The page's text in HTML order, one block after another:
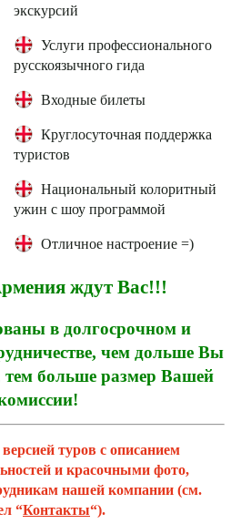
экскурсий
Услуги профессионального
русскоязычного гида
Входные билеты
Круглосуточная поддержка
туристов
Национальный колоритный
ужин с шоу программой
Отличное настроение =)
ждут Вас!!!
в долгосрочном и
чем дольше Вы
тем больше размер Вашей
туров с описанием
и красочными фото,
нашей компании (см.
“Контакты“).